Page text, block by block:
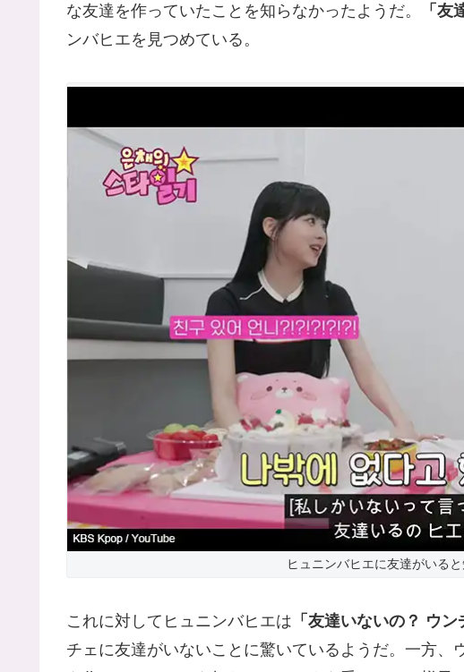
な友達を作っていたことを知らなかったようだ。
「友
ンバヒエを見つめている。
ヒュニンバヒエに友達がいる
これに対してヒュニンバヒエは 「友達いないの？ ウン
チェに友達がいないことに驚いているようだ。一方、